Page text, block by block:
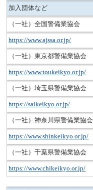
加入団体など
（一社）全国警備業協会
https://www.ajssa.or.jp/
（一社）東京都警備業協会
https://www.toukeikyo.or.jp/
（一社）埼玉県警備業協会
https://saikeikyo.or.jp/
（一社）神奈川県警備業協会
https://www.shinkeikyo.or.jp/
（一社）千葉県警備業協会
https://www.chikeikyo.or.jp/